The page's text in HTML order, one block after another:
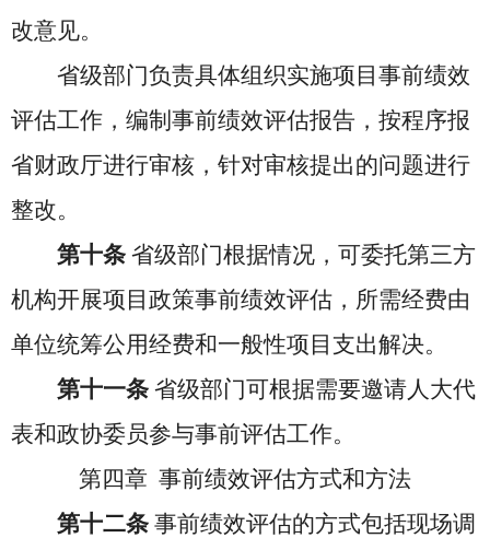
改意见。
省级部门负责具体组织实施项目事前绩效
评估工作，编制事前绩效评估报告，按程序报
省财政厅进行审核，针对审核提出的问题进行
整改。
第十条 省级部门根据情况，可委托第三方
机构开展项目政策事前绩效评估，所需经费由
单位统筹公用经费和一般性项目支出解决。
第十一条 省级部门可根据需要邀请人大代
表和政协委员参与事前评估工作。
第四章 事前绩效评估方式和方法
第十二条 事前绩效评估的方式包括现场调